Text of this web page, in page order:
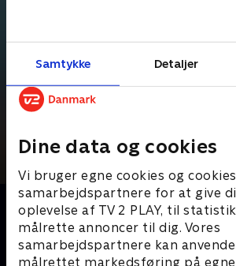
Samtykke Detaljer
Dine data og cookies
Vi bruger egne cookies og
samarbejdspartnere for at give
oplevelse af TV 2 PLAY, til
målrette annoncer til dig. Vores
samarbejdspartnere kan
målrettet markedsføring på
Fra barndommen i fodboldklubben B93
Andre så også